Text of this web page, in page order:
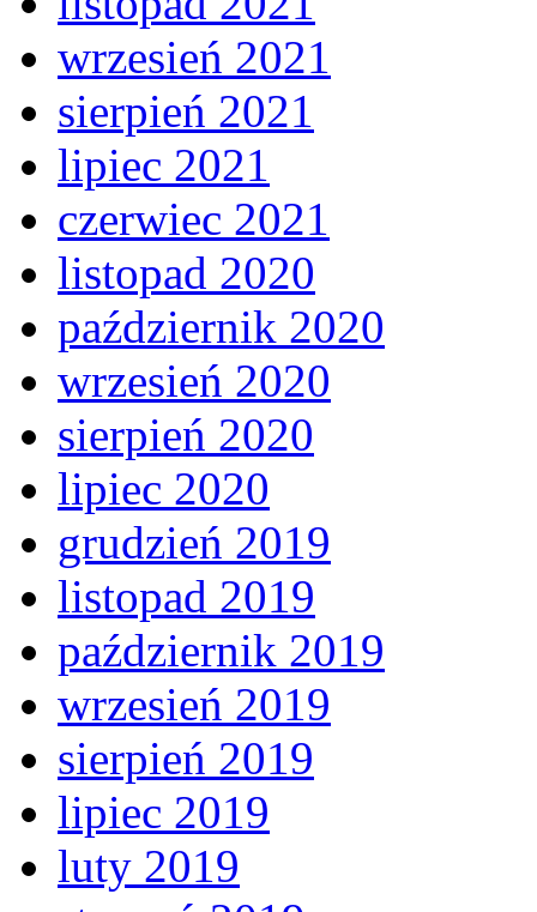
wrzesień 2021
sierpień 2021
lipiec 2021
czerwiec 2021
listopad 2020
październik 2020
wrzesień 2020
sierpień 2020
lipiec 2020
grudzień 2019
listopad 2019
październik 2019
wrzesień 2019
sierpień 2019
lipiec 2019
luty 2019